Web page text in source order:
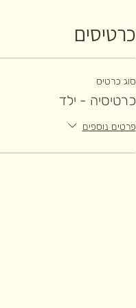
כרטיסים
סוג כרטיס
כרטיסיה - ילד
פרטים נוספים